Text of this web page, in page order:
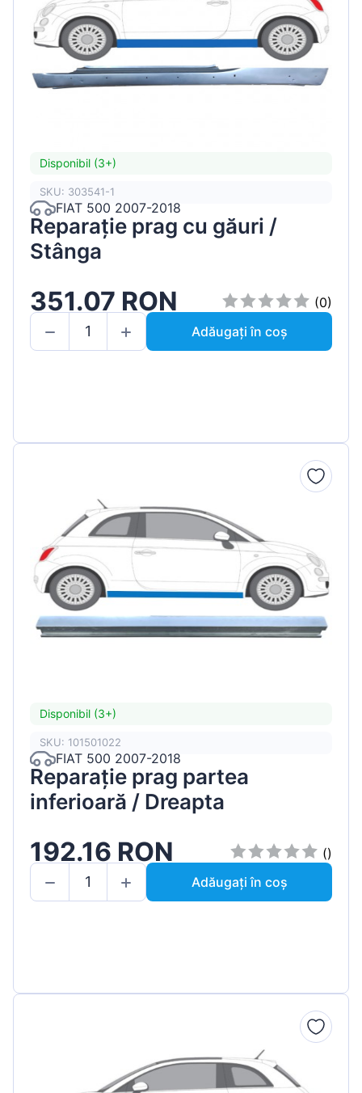
Disponibil (3+)
SKU: 303541-1
FIAT 500 2007-2018
Reparație prag cu găuri /
Stânga
351.07 RON
(0)
Adăugați în coș
Disponibil (3+)
SKU: 101501022
FIAT 500 2007-2018
Reparație prag partea
inferioară / Dreapta
192.16 RON
()
Adăugați în coș